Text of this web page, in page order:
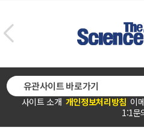
사이트 소개 개인정보처리방침 이
1:1문
유관사이트 바로가기